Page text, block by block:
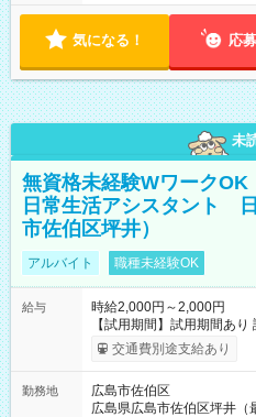
気になる！ 応
未
無資格未経験WワークOK
日常生活アシスタント
市佐伯区坪井）
アルバイト 職種未経験OK
給与
時給2,000円～2,000円
【試用期間】試用期間あ
給与は本採用時と同じです。
交通費別途支給あり
勤務地
広島市佐伯区
広島県広島市佐伯区坪井